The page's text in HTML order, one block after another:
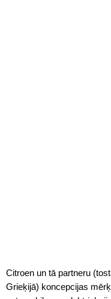
Citroen un tā partneru
Grieķijā) koncepcijas